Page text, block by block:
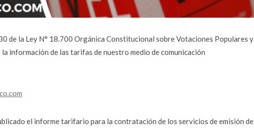
de la Ley N° 18.700 Orgánica Constitucional sobre Votaciones Populares y
información de las tarifas de nuestro medio de comunicación
el informe tarifario para la contratación de los servicios de emisión de